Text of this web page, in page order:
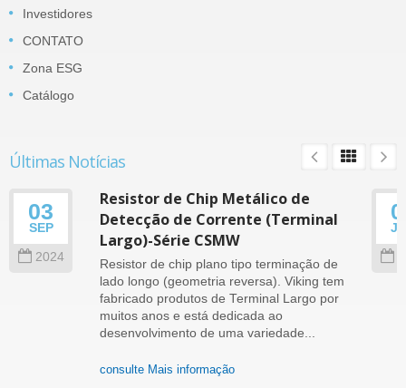
Investidores
CONTATO
Zona ESG
Catálogo
Últimas Notícias
03
SEP
2024
Resistor de Chip Metálico de
Detecção de Corrente (Terminal
Largo)-Série CSMW
Resistor de chip plano tipo terminação de
lado longo (geometria reversa). Viking tem
fabricado produtos de Terminal Largo por
muitos anos e está dedicada ao
desenvolvimento de uma variedade...
consulte Mais informação